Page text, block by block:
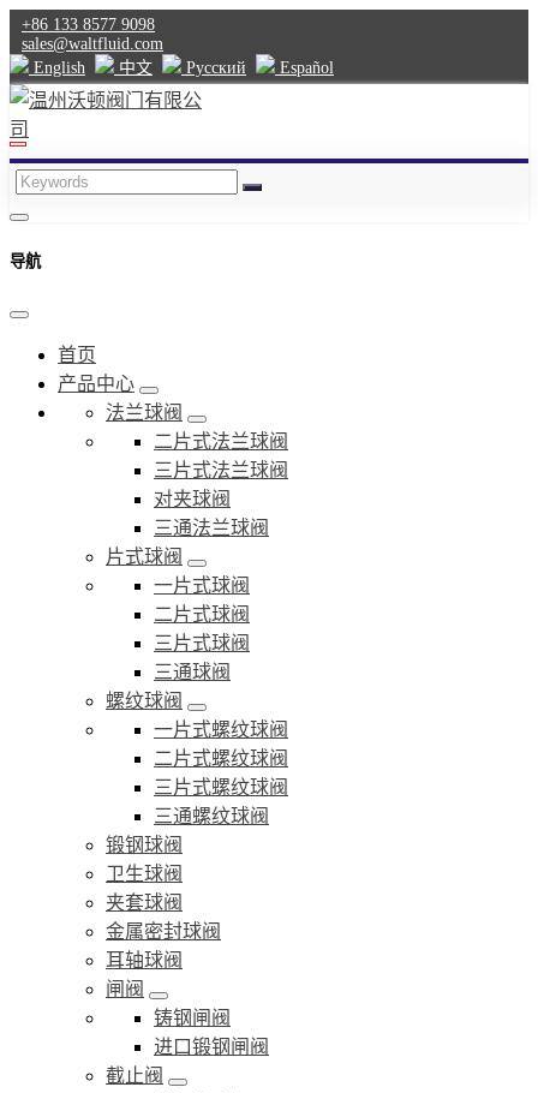
+86 133 8577 9098
sales@waltfluid.com
English
中文 Pусский Español
导航
首页
产品中心
法兰球阀
二片式法兰球阀
三片式法兰球阀
对夹球阀
三通法兰球阀
片式球阀
一片式球阀
二片式球阀
三片式球阀
三通球阀
螺纹球阀
一片式螺纹球阀
二片式螺纹球阀
三片式螺纹球阀
三通螺纹球阀
锻钢球阀
卫生球阀
夹套球阀
金属密封球阀
耳轴球阀
闸阀
铸钢闸阀
进口锻钢闸阀
截止阀